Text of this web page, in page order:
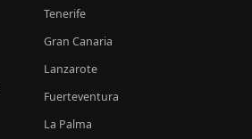
Tenerife
Gran Canaria
Lanzarote
Fuerteventura
La Palma